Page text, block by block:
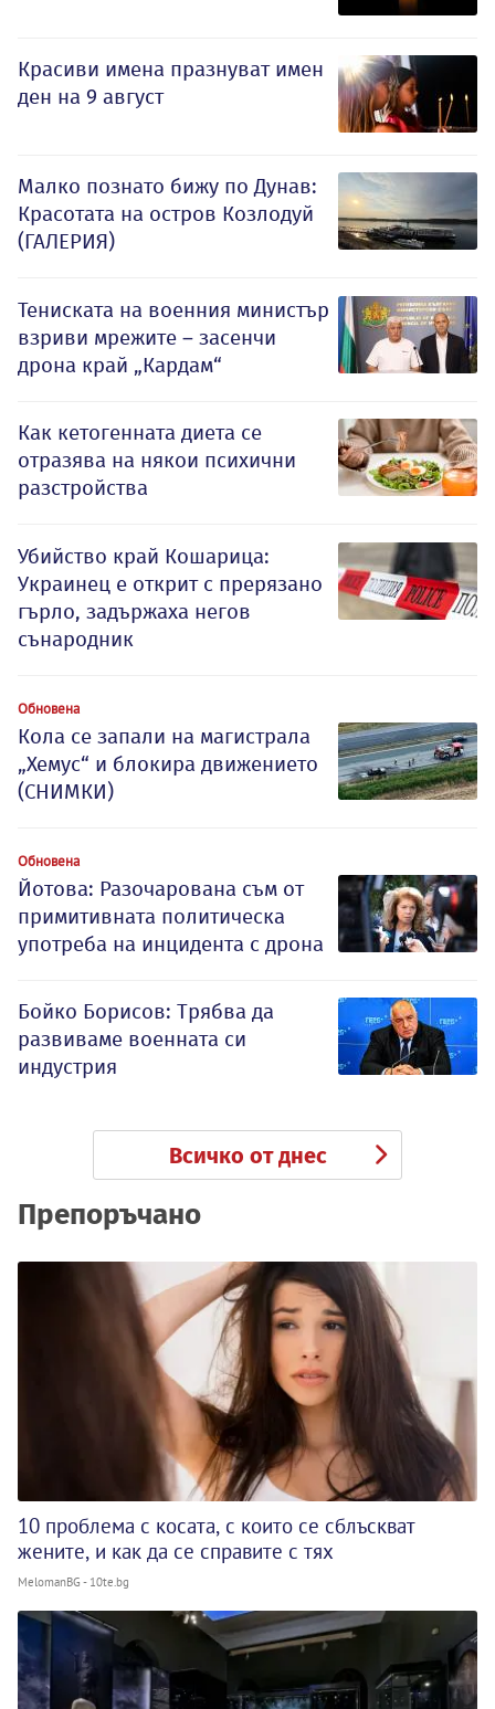
Красиви имена празнуват имен
ден на 9 август
Малко познато бижу по Дунав:
Красотата на остров Козлодуй
(ГАЛЕРИЯ)
Тениската на военния министър
взриви мрежите – засенчи
дрона край „Кардам“
Как кетогенната диета се
отразява на някои психични
разстройства
Убийство край Кошарица:
Украинец е открит с прерязано
гърло, задържаха негов
сънародник
Обновена
Кола се запали на магистрала
„Хемус“ и блокира движението
(СНИМКИ)
Обновена
Йотова: Разочарована съм от
примитивната политическа
употреба на инцидента с дрона
Бойко Борисов: Трябва да
развиваме военната си
индустрия
Всичко от днес
Препоръчано
10 проблема с косата, с които се сблъскват
жените, и как да се справите с тях
MelomanBG - 10te.bg